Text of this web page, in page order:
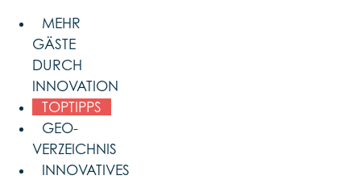
content
MEHR
GÄSTE
DURCH
INNOVATION
TOPTIPPS
GEO-
VERZEICHNIS
INNOVATIVES